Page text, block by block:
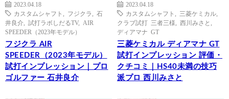
2023.04.18
カスタムシャフト
フジクラ
石
井良介
試打ラボしだるTV, AIR
SPEEDER（2023年モデル）
フジクラ AIR
SPEEDER（2023年モデル）
試打インプレッション｜プロ
ゴルファー 石井良介
2023.04.18
カスタムシャフト
三菱ケミカル
クラブ試打 三者三様
西川みさと
ディアマナ GT
三菱ケミカル ディアマナ GT
試打インプレッション 評価・
クチコミ｜HS40未満の技巧
派プロ 西川みさと